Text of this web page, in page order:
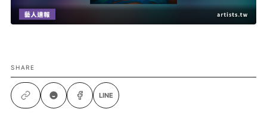
SHARE
LINE